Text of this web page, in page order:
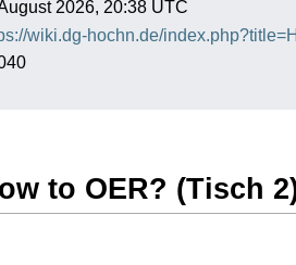
2026, 20:38 UTC
wiki.dg-hochn.de/
to OER? (Tisch